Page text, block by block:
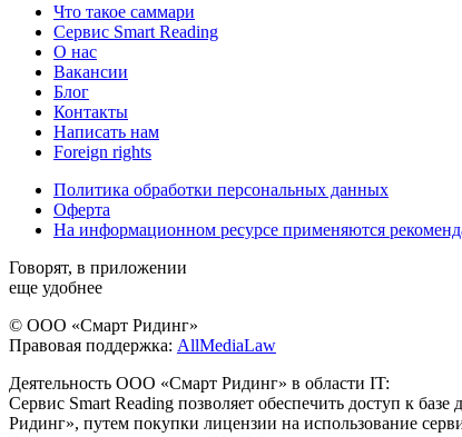
Что такое саммари
Сервис Smart Reading
О нас
Вакансии
Блог
Контакты
Написать нам
Foreign rights
Политика обработки персональных данных
Оферта
На информационном ресурсе применяются
Говорят, в приложении
еще удобнее
© ООО «Смарт Ридинг»
Правовая поддержка: AllMediaLaw
Деятельность ООО «Смарт Ридинг» в области IT:
Сервис Smart Reading позволяет обеспечить доступ к
Ридинг», путем покупки лицензии на использование